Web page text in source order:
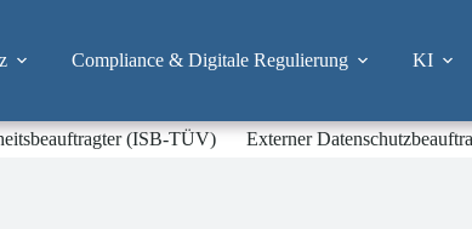
Compliance & Digitale Regulierung KI
(ISB-TÜV) Externer